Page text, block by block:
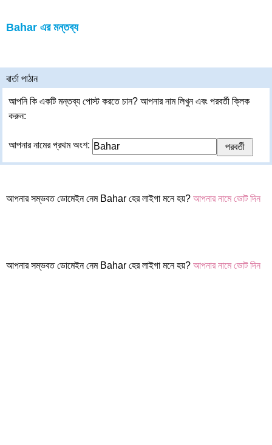
Bahar এর মন্তব্য
বার্তা পাঠান
আপনি কি একটি মন্তব্য পোস্ট করতে চান? আপনার নাম লিখুন এবং পরবর্তী ক্লিক
করুন:
আপনার নামের প্রথম অংশ:
আপনার সম্ভবত ডোমেইন নেম Bahar হের লাইগা মনে হয়? আপনার নামে ভোট দিন
আপনার সম্ভবত ডোমেইন নেম Bahar হের লাইগা মনে হয়? আপনার নামে ভোট দিন